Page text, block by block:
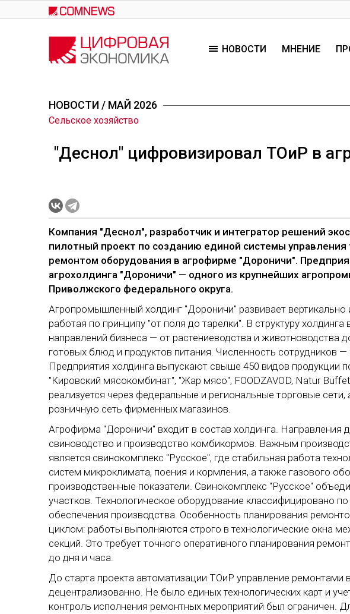
к
основному
НОВОСТИ МНЕНИЕ
НОВОСТИ / МАЙ 2026
Сельское хозяйство
"Деснол" цифровизировал ТОиР в
Компания "Деснол", разработчик и интегратор решений
пилотный проект по созданию единой системы
ремонтом оборудования в агрофирме "Дороничи".
агрохолдинга "Дороничи" — одного из крупнейших
Приволжского федерального округа.
Агропромышленный холдинг "Дороничи" развивает вертикально
работая по принципу "от поля до тарелки". В структуру холдинга
направлений бизнеса — от растениеводства и животноводства
готовых блюд и продуктов питания. Численность сотрудников —
Предприятия холдинга выпускают свыше 450 видов продукции
"Кировский мясокомбинат", "Жар мясо", FOODZAVOD, Natur
реализуется через федеральные и региональные торговые
розничную сеть фирменных магазинов.
Агрофирма "Дороничи" входит в состав холдинга. Направления
свиноводство и производство комбикормов. Важным
является свинокомплекс "Русское", где стабильная работа
систем микроклимата, поения и кормления, а также газового
производственные показатели. Свинокомплекс "Русское"
участков. Технологическое оборудование классифицировано
обеспечения производства. Особенность планирования
циклом: работы выполняются строго в технологические окна
секций. Это требует точного оперативного планирования
до дня и часа.
До старта проекта автоматизации ТОиР управление ремонтами
децентрализованно. Не было единых технологических карт и
контроль исполнения ремонтных мероприятий был ограничен.